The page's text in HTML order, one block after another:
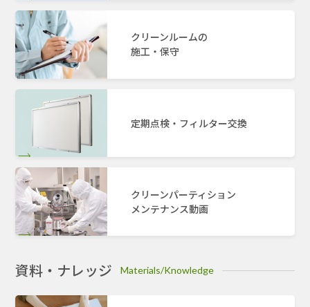
クリーンルームの
施工・保守
定期点検・フィルター交換
クリーンパーティション
メンテナンス動画
資料・ナレッジ Materials/Knowledge